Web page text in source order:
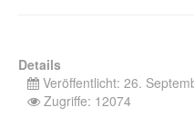
Details
Veröffentlicht: 26.
Zugriffe: 12074